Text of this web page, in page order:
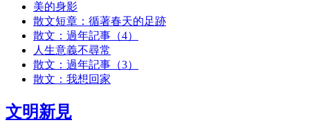
美的身影
散文短章：循著春天的足跡
散文：過年記事（4）
人生意義不尋常
散文：過年記事（3）
散文：我想回家
文明新見